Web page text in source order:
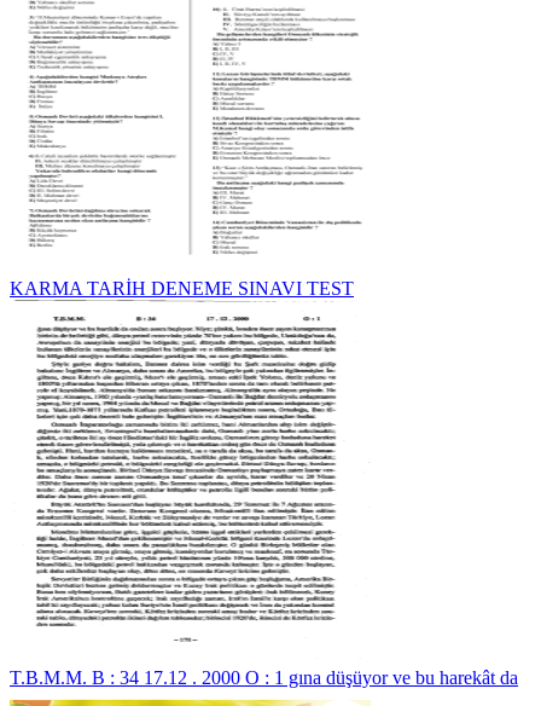
KARMA TARİH DENEME SINAVI TEST
T.B.M.M. B : 34 17.12 . 2000 O : 1 gına düşüyor ve bu harekât da